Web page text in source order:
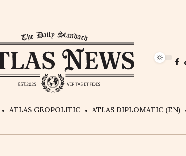
ATLAS GEOPOLITIC ATLAS DIPLOMATIC (EN)